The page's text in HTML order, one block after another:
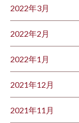
2022年3月
2022年2月
2022年1月
2021年12月
2021年11月